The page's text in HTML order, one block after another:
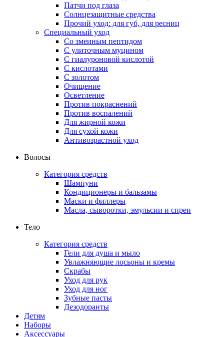
Патчи под глаза
Солнцезащитные средства
Прочий уход: для губ, для ресниц
Специальный уход
Со змеиным пептидом
С улиточным муцином
С гиалуроновой кислотой
С кислотами
С золотом
Очищение
Осветление
Против покраснений
Против воспалений
Для жирной кожи
Для сухой кожи
Антивозрастной уход
Волосы
Категория средств
Шампуни
Кондиционеры и бальзамы
Маски и филлеры
Масла, сыворотки, эмульсии и спреи
Тело
Категория средств
Гели для душа и мыло
Увлажняющие лосьоны и кремы
Скрабы
Уход для рук
Уход для ног
Зубные пасты
Дезодоранты
Детям
Наборы
Аксессуары